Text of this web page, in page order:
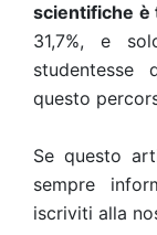
scientifiche è
31,7%, e
studentesse
questo
Se questo
sempre
iscriviti alla